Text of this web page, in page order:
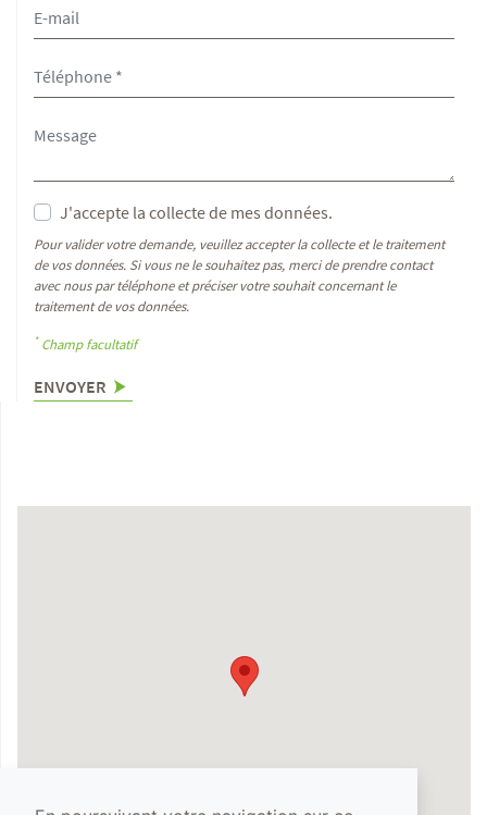
J'accepte la collecte de mes données.
Pour valider votre demande, veuillez accepter la collecte et le traitement
de vos données. Si vous ne le souhaitez pas, merci de prendre contact
avec nous par téléphone et préciser votre souhait concernant le
traitement de vos données.
*Champ facultatif
ENVOYER